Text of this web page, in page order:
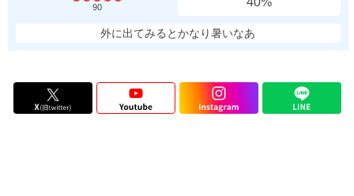
90
外に出てみるとかなり暑いなあ